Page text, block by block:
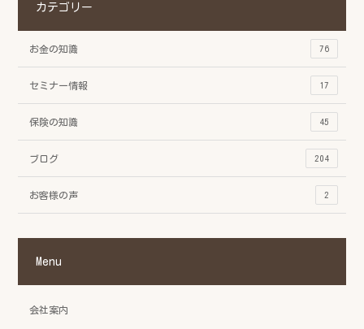
カテゴリー
お金の知識 76
セミナー情報 17
保険の知識 45
ブログ 204
お客様の声 2
Menu
会社案内